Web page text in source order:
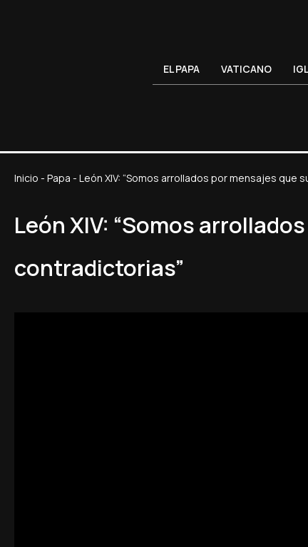
EL PAPA VATICANO
Inicio - Papa - León XIV: “Somos arrollados por mensajes
León XIV: “Somos
contradictorias”